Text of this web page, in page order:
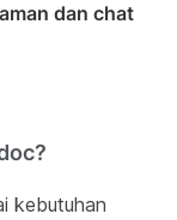
dan chat
kebutuhan